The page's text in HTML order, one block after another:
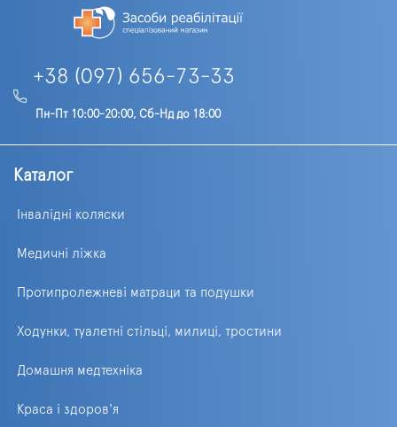
+38 (097) 656-73-33
Пн-Пт 10:00-20:00, Сб-Нд до 18:00
Каталог
Інвалідні коляски
Медичні ліжка
Протипролежневі матраци та подушки
Ходунки, туалетні стільці, милиці, тростини
Домашня медтехніка
Краса і здоров'я